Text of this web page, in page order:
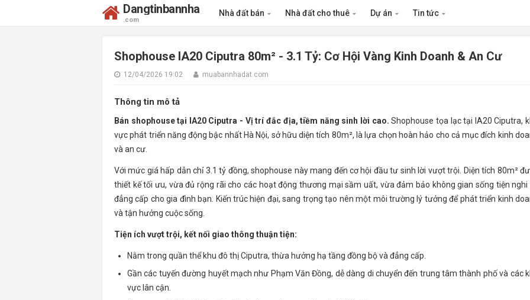
Dangtinbannha
.com
Nhà đất bán Nhà đất cho thuê Dự án Tin tức
Shophouse IA20 Ciputra 80m² - 3.1 Tỷ: Cơ Hội Vàng Kinh Doanh & An Cư
12/04/2026 19:02 muabannhadat.com
Thông tin mô tả
Bán shophouse tại IA20 Ciputra - Vị trí đắc địa, tiềm năng sinh lời cao. Shophouse tọa lạc tại IA20 Ciputra,
vực phát triển năng động bậc nhất Hà Nội, sở hữu diện tích 80m², là lựa chọn hoàn hảo cho cả mục đích kinh
và an cư.
Với mức giá hấp dẫn chỉ 3.1 tỷ đồng, shophouse này mang đến cơ hội đầu tư sinh lời vượt trội. Diện tích 80m²
thiết kế tối ưu, vừa đủ rộng rãi cho các hoạt động thương mại sầm uất, vừa đảm bảo không gian sống tiện nghi
đẳng cấp cho gia đình bạn. Kiến trúc hiện đại, sang trọng tạo nên một môi trường lý tưởng để phát triển kinh
và tận hưởng cuộc sống.
Tiện ích vượt trội, kết nối giao thông thuận tiện:
Nằm trong quần thể khu đô thị Ciputra, thừa hưởng hạ tầng đồng bộ và đẳng cấp.
Gần các tuyến đường huyết mạch như Phạm Văn Đồng, dễ dàng di chuyển đến trung tâm thành phố và các
vực lân cận.